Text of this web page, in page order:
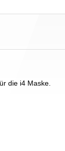
die i4 Maske.